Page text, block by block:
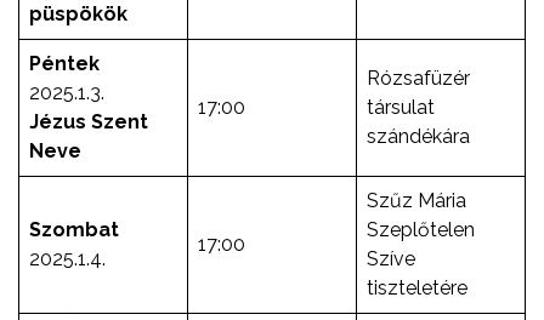
püspökök
Péntek
2025.1.3.
Jézus Szent
Neve
17:00
Rózsafüzér
társulat
szándékára
Szombat
2025.1.4.
17:00
Szűz Mária
Szeplőtelen
Szíve
tiszteletére